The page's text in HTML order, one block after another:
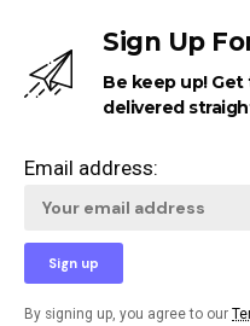
Sign Up
Be keep up!
delivered
Email address:
By signing up, you agree to our